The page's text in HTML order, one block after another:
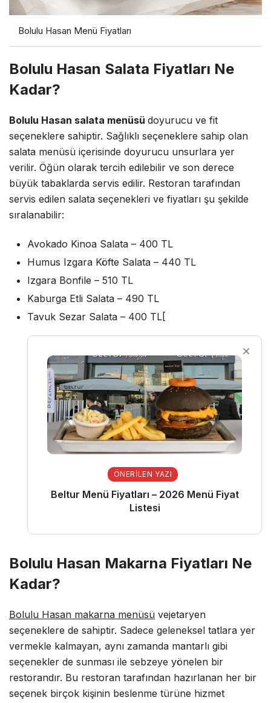
Bolulu Hasan Menü Fiyatları
Bolulu Hasan Salata Fiyatları Ne
Kadar?
Bolulu Hasan salata menüsü doyurucu ve fit
seçeneklere sahiptir. Sağlıklı seçeneklere sahip olan
salata menüsü içerisinde doyurucu unsurlara yer
verilir. Öğün olarak tercih edilebilir ve son derece
büyük tabaklarda servis edilir. Restoran tarafından
servis edilen salata seçenekleri ve fiyatları şu şekilde
sıralanabilir:
Avokado Kinoa Salata – 400 TL
Humus Izgara Köfte Salata – 440 TL
Izgara Bonfile – 510 TL
Kaburga Etli Salata – 490 TL
Tavuk Sezar Salata – 400 TL[
ÖNERILEN YAZI
Beltur Menü Fiyatları – 2026 Menü Fiyat
Listesi
Bolulu Hasan Makarna Fiyatları Ne
Kadar?
Bolulu Hasan makarna menüsü vejetaryen
seçeneklere de sahiptir. Sadece geleneksel tatlara yer
vermekle kalmayan, aynı zamanda mantarlı gibi
seçenekler de sunması ile sebzeye yönelen bir
restorandır. Bu restoran tarafından hazırlanan her bir
seçenek birçok kişinin beslenme türüne hizmet